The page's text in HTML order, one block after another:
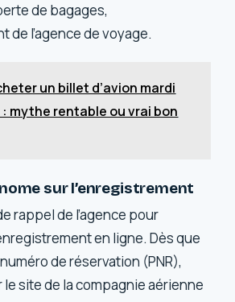
de bagages,
de l’agence de voyage.
un billet d’avion mardi
: mythe rentable ou vrai bon
sur l’enregistrement
rappel de l’agence pour
en ligne. Dès que
de réservation (PNR),
site de la compagnie aérienne